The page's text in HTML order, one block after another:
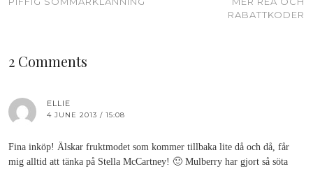
RABATTKODER
2 Comments
ELLIE
4 JUNE 2013 / 15:08
Fina inköp! Älskar fruktmodet som kommer tillbaka lite då och då, får
mig alltid att tänka på Stella McCartney! 🙂 Mulberry har gjort så söta